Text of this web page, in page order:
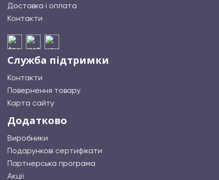
Доставка і оплата
Контакти
Служба підтримки
Контакти
Повернення товару
Карта сайту
Додатково
Виробники
Подарункові сертифікати
Партнерська програма
Акції